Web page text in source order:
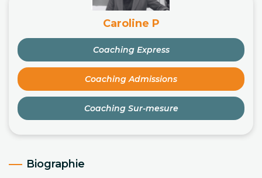
Caroline P
Coaching Express
Coaching Admissions
Coaching Sur-mesure
Biographie